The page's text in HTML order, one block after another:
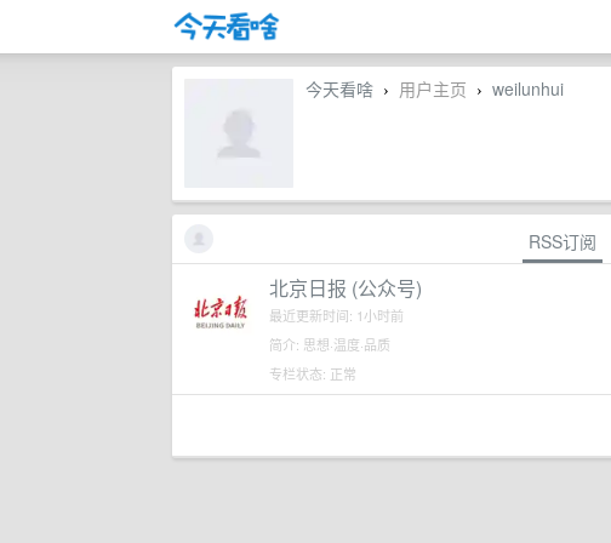
今天看啥 › 用户主页 › weilunhui
RSS订阅
北京日报 (公众号)
最近更新时间: 1小时前
简介: 思想·温度·品质
专栏状态: 正常